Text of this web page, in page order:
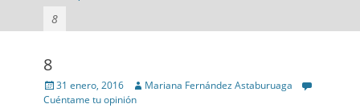
8
8
Posted
on
31 enero, 2016 Author
Mariana Fernández Astaburuaga
Cuéntame tu opinión